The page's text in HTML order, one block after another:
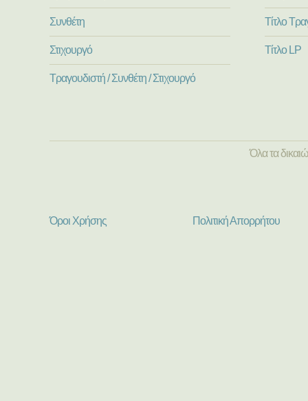
Συνθέτη
Στιχουργό
Τραγουδιστή / Συνθέτη / Στιχουργό
Τίτλο
Τίτλο LP
Όλα τα
Όροι Χρήσης Πολιτική Απορρήτου